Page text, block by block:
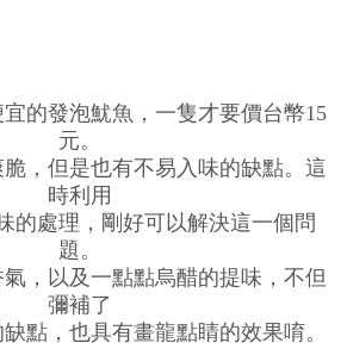
的發泡魷魚，一隻才要價台幣15
元。
，但是也有不易入味的缺點。這
時利用
的處理，剛好可以解決這一個問
題。
，以及一點點烏醋的提味，不但
彌補了
點，也具有畫龍點睛的效果唷。